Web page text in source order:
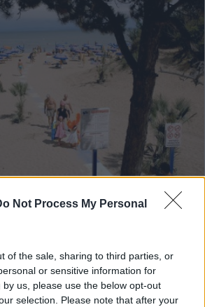
Not Process My Personal
of the sale, sharing to third parties, or
or sensitive information for
us, please use the below opt-out
selection. Please note that after your
7